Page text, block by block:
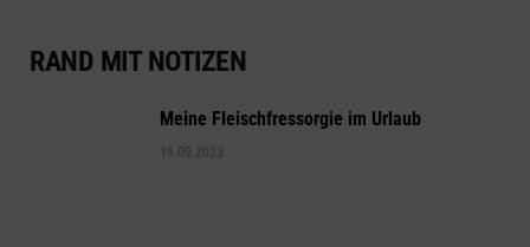
RAND MIT NOTIZEN
Meine Fleischfressorgie im Urlaub
19.09.2023